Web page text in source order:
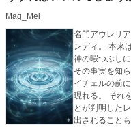
金・土・日の週三日の日程で投
いです (*- -)(*_ _)ペコリ
Mag_Mel
名門アウレリ
ンディ。 本来
神の暇つぶし
その事実を知
イチェルの前
現れる。 それ
とが判明した
出されること